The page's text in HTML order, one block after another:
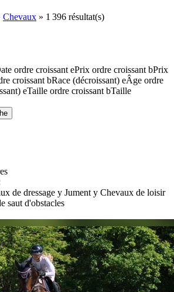
Chevaux » 1 396 résultat(s)
ordre croissant ePrix ordre croissant bPrix
croissant bRace (décroissant) eÂge ordre
eTaille ordre croissant bTaille
de dressage y Jument y Chevaux de loisir
saut d'obstacles